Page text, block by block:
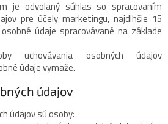
je odvolaný súhlas so spracovaním
pre účely marketingu, najdlhšie 15
údaje spracovávané na základe
uchovávania osobných údajov
údaje vymaže.
údajov
údajov sú osoby: